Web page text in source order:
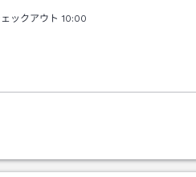
ックアウト 10:00